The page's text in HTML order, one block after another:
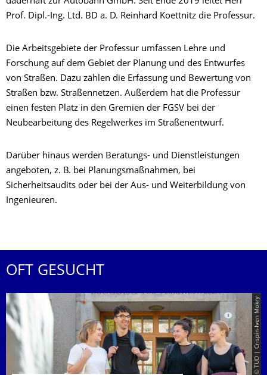
Prof. Dipl.-Ing. Ltd. BD a. D. Reinhard Koettnitz die Professur.
Die Arbeitsgebiete der Professur umfassen Lehre und
Forschung auf dem Gebiet der Planung und des Entwurfes
von Straßen. Dazu zählen die Erfassung und Bewertung von
Straßen bzw. Straßennetzen. Außerdem hat die Professur
einen festen Platz in den Gremien der FGSV bei der
Neubearbeitung des Regelwerkes im Straßenentwurf.
Darüber hinaus werden Beratungs- und Dienstleistungen
angeboten, z. B. bei Planungsmaßnahmen, bei
Sicherheitsaudits oder bei der Aus- und Weiterbildung von
Ingenieuren.
OFT GESUCHT
© TUD | Crispin-Iven Mokry